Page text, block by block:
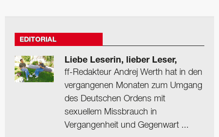
EDITORIAL
Liebe Leserin, lieber Leser,
ff-Redakteur Andrej Werth hat in den
vergangenen Monaten zum Umgang
des Deutschen Ordens mit
sexuellem Missbrauch in
Vergangenheit und Gegenwart ...